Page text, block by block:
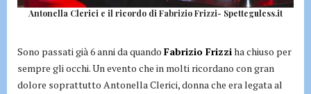
Antonella Clerici e il ricordo di Fabrizio Frizzi- Spetteguless.it
Sono passati già 6 anni da quando Fabrizio Frizziha chiuso per
sempre gli occhi. Un evento che in molti ricordano con gran
dolore soprattutto Antonella Clerici, donna che era legata al